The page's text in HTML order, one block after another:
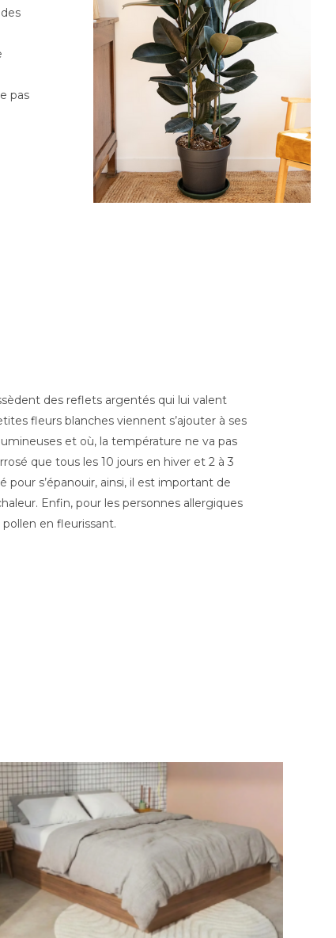
pas
des reflets argentés qui lui valent
fleurs blanches viennent s’ajouter à ses
et où, la température ne va pas
que tous les 10 jours en hiver et 2 à 3
s’épanouir, ainsi, il est important de
Enfin, pour les personnes allergiques
en fleurissant.